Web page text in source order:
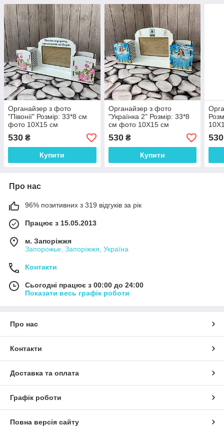
Органайзер з фото
"Півонії" Розмір: 33*8 см
фото 10Х15 см
530 ₴
Купити
Органайзер з фото
"Українка 2" Розмір: 33*8
см фото 10Х15 см
530₴
Купити
530
Про нас
96% позитивних з 319 відгуків за рік
Працює з 15.05.2013
м. Запоріжжя
Запорожье, Запоріжжя, Україна
Контакти
Сьогодні працює з 00:00 до 24:00
Показати весь графік роботи
Про нас
Контакти
Доставка та оплата
Графік роботи
Повна версія сайту